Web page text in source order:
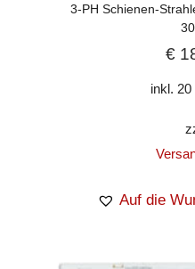
3-PH Schienen-
€
inkl.
Auf die